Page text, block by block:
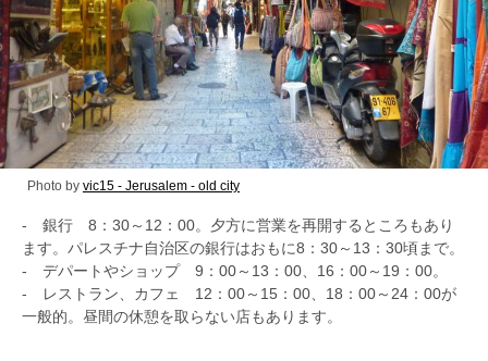
Photo by vic15 - Jerusalem - old city
‐ 銀行 8：30～12：00。夕方に営業を再開するところもあり
ます。パレスチナ自治区の銀行はおもに8：30～13：30頃まで。
‐ デパートやショップ 9：00～13：00、16：00～19：00。
‐ レストラン、カフェ 12：00～15：00、18：00～24：00が
一般的。昼間の休憩を取らない店もあります。